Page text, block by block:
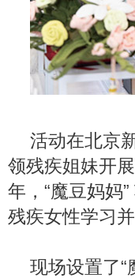
活动在北京
领残疾姐妹开
年，“魔豆妈妈
残疾女性学习
现场设置了